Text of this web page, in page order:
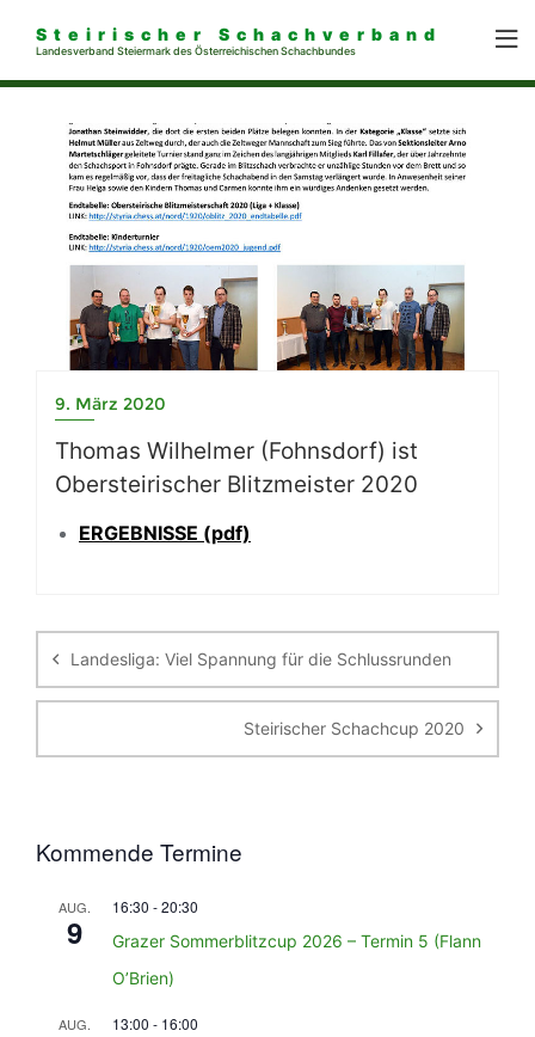
Steirischer Schachverband
Landesverband Steiermark des Österreichischen Schachbundes
9. März 2020
Thomas Wilhelmer (Fohnsdorf) ist
Obersteirischer Blitzmeister 2020
ERGEBNISSE (pdf)
Landesliga: Viel Spannung für die Schlussrunden
Steirischer Schachcup 2020
Kommende Termine
AUG.
9
16:30 -20:30
Grazer Sommerblitzcup 2026 – Termin 5 (Flann
O’Brien)
AUG. 13:00 - 16:00